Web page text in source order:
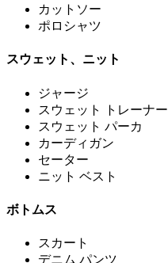
カットソー
ポロシャツ
スウェット、ニット
ジャージ
スウェット トレーナー
スウェット パーカ
カーディガン
セーター
ニット ベスト
ボトムス
スカート
デニム パンツ